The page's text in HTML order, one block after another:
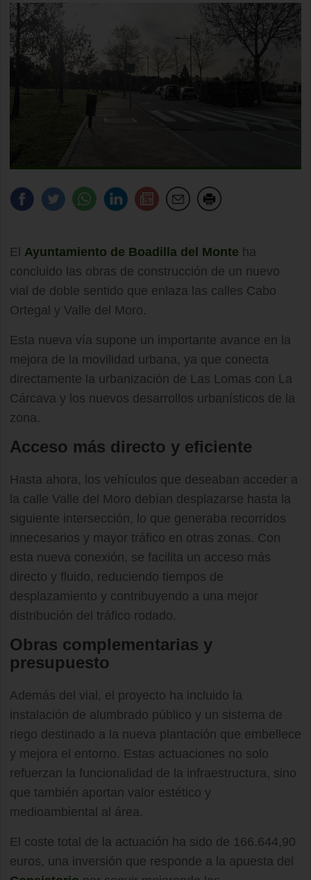
El Ayuntamiento de Boadilla del Monte ha
concluido las obras de construcción de un nuevo
vial de doble sentido que enlaza las calles Cabo
Ortegal y Valle del Moro.
Esta nueva vía supone un importante avance en la
mejora de la movilidad urbana, ya que conecta
directamente la urbanización de Las Lomas con La
Cárcava y los nuevos desarrollos urbanísticos de la
zona.
Acceso más directo y eficiente
Hasta ahora, los vehículos que deseaban acceder a
la calle Valle del Moro debían desplazarse hasta la
siguiente intersección, lo que generaba recorridos
innecesarios y mayor tráfico en otras zonas. Con
esta nueva conexión, se facilita un acceso más
directo y fluido, reduciendo tiempos de
desplazamiento y contribuyendo a una mejor
distribución del tráfico rodado.
Obras complementarias y
presupuesto
Además del vial, el proyecto ha incluido la
instalación de alumbrado público y un sistema de
riego destinado a la nueva plantación que embellece
y mejora el entorno. Estas actuaciones no solo
refuerzan la funcionalidad de la infraestructura, sino
que también aportan valor estético y
medioambiental al área.
El coste total de la actuación ha sido de 166.644,90
euros, una inversión que responde a la apuesta del